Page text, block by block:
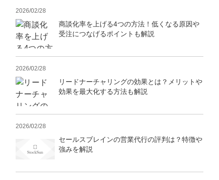
2026/02/28
商談化率を上げる4つの方法！低くなる原因や
受注につなげるポイントも解説
2026/02/28
リードナーチャリングの効果とは？メリットや
効果を最大化する方法も解説
2026/02/28
セールスブレインの営業代行の評判は？特徴や
強みを解説